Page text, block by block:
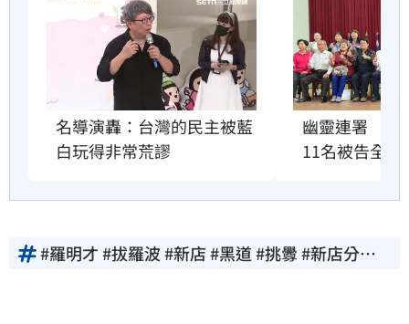
名導演轟：台灣的民主被藍
白玩得非常荒謬
幽靈連署　國
11名被告全緩
#羅明才 #拔羅波 #新店 #黑道 #挑釁 #新店分局 #